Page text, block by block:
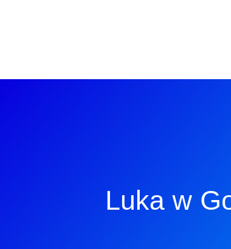
Luka w